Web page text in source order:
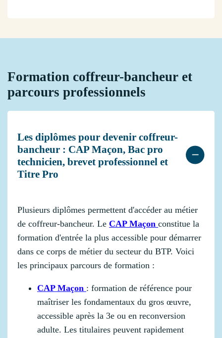
Formation coffreur-bancheur et
parcours professionnels
Les diplômes pour devenir coffreur-
bancheur : CAP Maçon, Bac pro
technicien, brevet professionnel et
Titre Pro
Plusieurs diplômes permettent d'accéder au métier
de coffreur-bancheur. Le CAP Maçon constitue la
formation d'entrée la plus accessible pour démarrer
dans ce corps de métier du secteur du BTP. Voici
les principaux parcours de formation :
CAP Maçon : formation de référence pour
maîtriser les fondamentaux du gros œuvre,
accessible après la 3e ou en reconversion
adulte. Les titulaires peuvent rapidement